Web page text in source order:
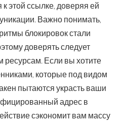
этой ссылке, доверяя ей
Важно понимать,
блокировок стали
доверять следует
ресурсам. Если вы хотите
которые под видом
пытаются украсть ваши
адрес в
сэкономит вам массу